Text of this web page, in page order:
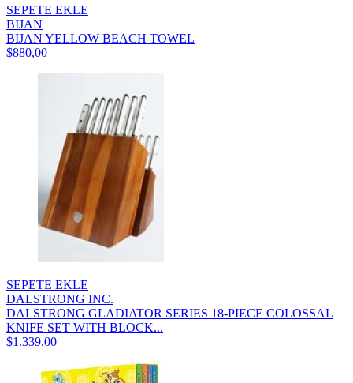
SEPETE EKLE
BIJAN
BIJAN YELLOW BEACH TOWEL
$880,00
SEPETE EKLE
DALSTRONG INC.
DALSTRONG GLADIATOR SERIES 18-PIECE COLOSSAL
KNIFE SET WITH BLOCK...
$1.339,00